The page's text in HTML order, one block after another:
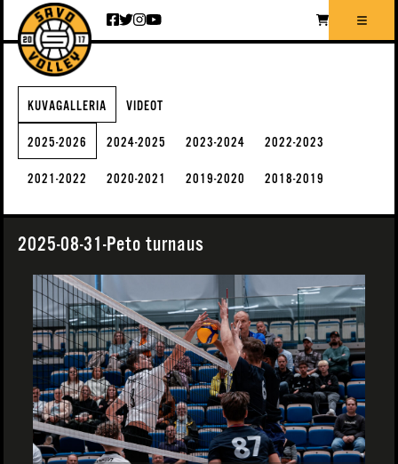
Siirry sisältöön
KUVAGALLERIA VIDEOT
2025-2026 2024-2025 2023-2024 2022-2023
2021-2022 2020-2021 2019-2020 2018-2019
2025-08-31-Peto turnaus